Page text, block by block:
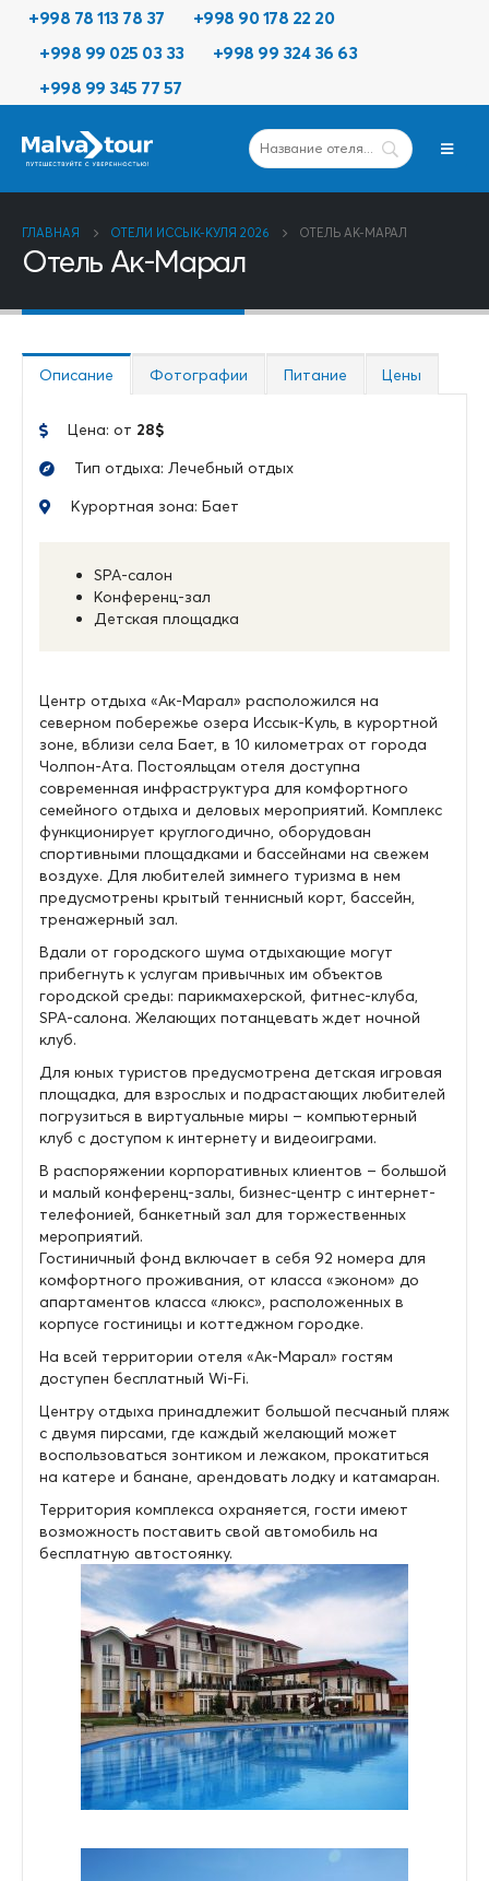
+998 78 113 78 37
+998 90 178 22 20
+998 99 025 03 33
+998 99 324 36 63
+998 99 345 77 57
ГЛАВНАЯ ОТЕЛИ ИССЫК-КУЛЯ 2026 ОТЕЛЬ АК-МАРАЛ
Отель Ак-Марал
Описание Фотографии Питание Цены
Цена: от 28$
Тип отдыха: Лечебный отдых
Курортная зона: Бает
SPA-салон
Конференц-зал
Детская площадка
Центр отдыха «Ак-Марал» расположился на
северном побережье озера Иссык-Куль, в курортной
зоне, вблизи села Бает, в 10 километрах от города
Чолпон-Ата. Постояльцам отеля доступна
современная инфраструктура для комфортного
семейного отдыха и деловых мероприятий. Комплекс
функционирует круглогодично, оборудован
спортивными площадками и бассейнами на свежем
воздухе. Для любителей зимнего туризма в нем
предусмотрены крытый теннисный корт, бассейн,
тренажерный зал.
Вдали от городского шума отдыхающие могут
прибегнуть к услугам привычных им объектов
городской среды: парикмахерской, фитнес-клуба,
SPA-салона. Желающих потанцевать ждет ночной
клуб.
Для юных туристов предусмотрена детская игровая
площадка, для взрослых и подрастающих любителей
погрузиться в виртуальные миры – компьютерный
клуб с доступом к интернету и видеоиграми.
В распоряжении корпоративных клиентов – большой
и малый конференц-залы, бизнес-центр с интернет-
телефонией, банкетный зал для торжественных
мероприятий.
Гостиничный фонд включает в себя 92 номера для
комфортного проживания, от класса «эконом» до
апартаментов класса «люкс», расположенных в
корпусе гостиницы и коттеджном городке.
На всей территории отеля «Ак-Марал» гостям
доступен бесплатный Wi-Fi.
Центру отдыха принадлежит большой песчаный пляж
с двумя пирсами, где каждый желающий может
воспользоваться зонтиком и лежаком, прокатиться
на катере и банане, арендовать лодку и катамаран.
Территория комплекса охраняется, гости имеют
возможность поставить свой автомобиль на
бесплатную автостоянку.